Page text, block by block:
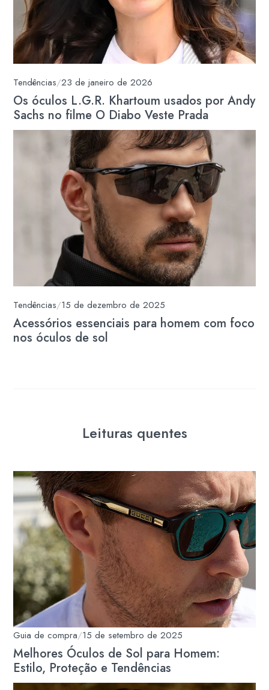
Tendências/23 de janeiro de 2026
Os óculos L.G.R. Khartoum usados por Andy
Sachs no filme O Diabo Veste Prada
Tendências/15 de dezembro de 2025
Acessórios essenciais para homem com foco
nos óculos de sol
Leituras quentes
Guia de compra/15 de setembro de 2025
Melhores Óculos de Sol para Homem:
Estilo, Proteção e Tendências